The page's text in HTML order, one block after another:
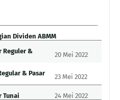
Dividen ABMM
Reguler &
20 Mei 2022
& Pasar
23 Mei 2022
Tunai
24 Mei 2022